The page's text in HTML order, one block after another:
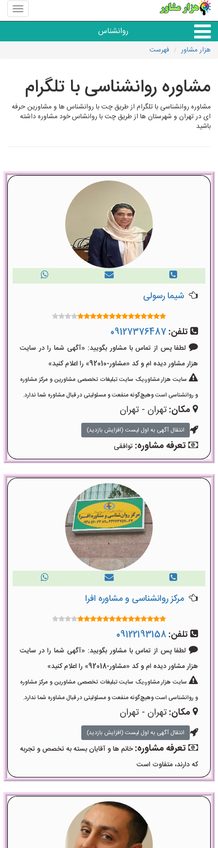
منوی
سایت
مشاور
روانشناس
گروه روانشناسی
هزار مشاور فهرست
مشاوره روانشناسی با تلگرام
مشاوره روانشناسی با تلگرام از طریق چت با روانشناس ها و مشاورین حرفه
ای در تهران و شهرستان ها از طریق چت با روانشاس خود مشاوره داشته
باشید
شیما رسولی
تلفن: 09127376487
لطفا پس از تماس با مشاور بگویید: «آگهی شما را در سایت
هزار مشاور دیده ام و کد «مشاور-92010» را اعلام کنید»
سایت هزار مشاور،یک سایت تبلیغات تخصصی مشاورین و مرکز مشاوره
و روانشناسی است وهیچ‌گونه منفعت و مسئولیتی در قبال مشاوره شما ندارد.
مکان:تهران - تهران
انتقال آگهی به اول لیست (افزایش بازدید)
تعرفه مشاوره: توافقی
مرکز روانشناسی و مشاوره افرا
تلفن: 09122193158
لطفا پس از تماس با مشاور بگویید: «آگهی شما را در سایت
هزار مشاور دیده ام و کد «مشاور-92018» را اعلام کنید»
سایت هزار مشاور،یک سایت تبلیغات تخصصی مشاورین و مرکز مشاوره
و روانشناسی است وهیچ‌گونه منفعت و مسئولیتی در قبال مشاوره شما ندارد.
مکان:تهران - تهران
انتقال آگهی به اول لیست (افزایش بازدید)
تعرفه مشاوره:خانم ها و آقایان بسته به تخصص و تجربه
که دارند، متفاوت است